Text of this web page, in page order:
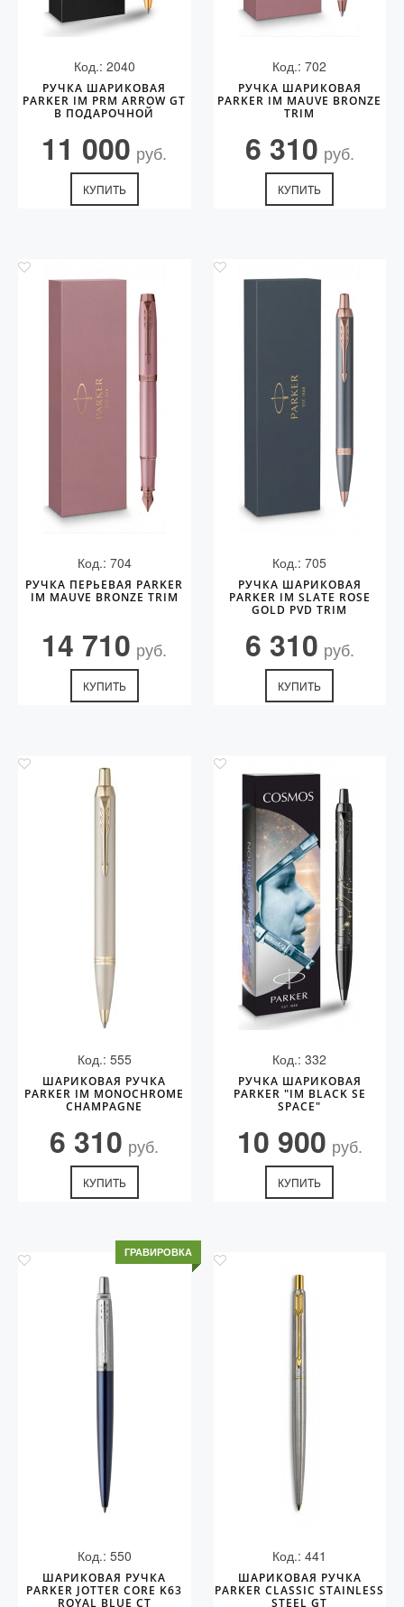
Код.: 2040
РУЧКА ШАРИКОВАЯ
PARKER IM PRM ARROW GT
В ПОДАРОЧНОЙ
BLUE
11 000 руб.
КУПИТЬ
Код.: 702
РУЧКА ШАРИКОВАЯ
PARKER IM MAUVE BRONZE
TRIM
6 310 руб.
КУПИТЬ
Код.: 704
РУЧКА ПЕРЬЕВАЯ PARKER
IM MAUVE BRONZE TRIM
14 710 руб.
КУПИТЬ
Код.: 705
РУЧКА ШАРИКОВАЯ
PARKER IM SLATE ROSE
GOLD PVD TRIM
6 310 руб.
КУПИТЬ
Код.: 555
ШАРИКОВАЯ РУЧКА
PARKER IM MONOCHROME
CHAMPAGNE
6 310 руб.
КУПИТЬ
Код.: 332
РУЧКА ШАРИКОВАЯ
PARKER "IM BLACK SE
SPACE"
10 900 руб.
КУПИТЬ
ГРАВИРОВКА
Код.: 550
ШАРИКОВАЯ РУЧКА
PARKER JOTTER CORE K63
ROYAL BLUE CT
Код.: 441
ШАРИКОВАЯ РУЧКА
PARKER CLASSIC STAINLESS
STEEL GT